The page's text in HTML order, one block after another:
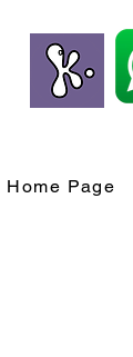
Home Page